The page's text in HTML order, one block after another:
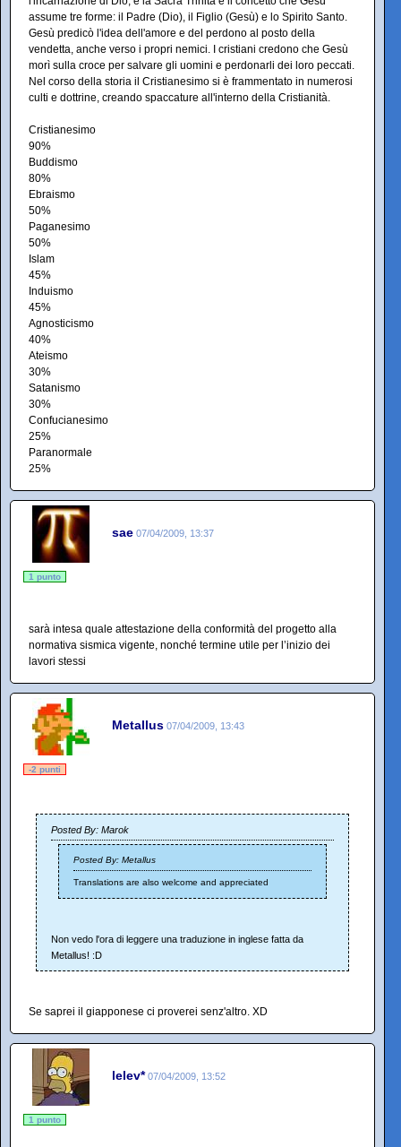
assume tre forme: il Padre (Dio), il Figlio (Gesù) e lo Spirito Santo.
Gesù predicò l'idea dell'amore e del perdono al posto della
vendetta, anche verso i propri nemici. I cristiani credono che Gesù
morì sulla croce per salvare gli uomini e perdonarli dei loro peccati.
Nel corso della storia il Cristianesimo si è frammentato in numerosi
culti e dottrine, creando spaccature all'interno della Cristianità.
Cristianesimo
90%
Buddismo
80%
Ebraismo
50%
Paganesimo
50%
Islam
45%
Induismo
45%
Agnosticismo
40%
Ateismo
30%
Satanismo
30%
Confucianesimo
25%
Paranormale
25%
sae 07/04/2009, 13:37
1 punto
sarà intesa quale attestazione della conformità del progetto alla
normativa sismica vigente, nonché termine utile per l’inizio dei
lavori stessi
Metallus 07/04/2009, 13:43
-2 punti
Posted By: Marok
Posted By: Metallus
Translations are also welcome and appreciated
Non vedo l'ora di leggere una traduzione in inglese fatta da
Metallus! :D
Se saprei il giapponese ci proverei senz'altro. XD
lelev* 07/04/2009, 13:52
1 punto